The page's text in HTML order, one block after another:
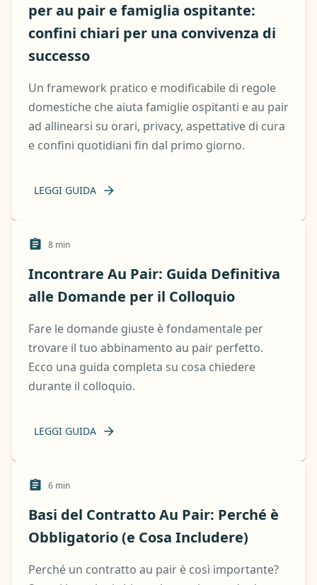
per au pair e famiglia ospitante:
confini chiari per una convivenza di
successo
Un framework pratico e modificabile di regole
domestiche che aiuta famiglie ospitanti e au pair
ad allinearsi su orari, privacy, aspettative di cura
e confini quotidiani fin dal primo giorno.
LEGGI GUIDA
8 min
Incontrare Au Pair: Guida Definitiva
alle Domande per il Colloquio
Fare le domande giuste è fondamentale per
trovare il tuo abbinamento au pair perfetto.
Ecco una guida completa su cosa chiedere
durante il colloquio.
LEGGI GUIDA
6 min
Basi del Contratto Au Pair: Perché è
Obbligatorio (e Cosa Includere)
Perché un contratto au pair è così importante?